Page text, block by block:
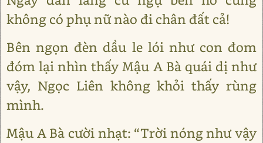
không có phụ nữ nào đi chân đất cả!
Bên ngọn đèn dầu le lói như con đom
đóm lại nhìn thấy Mậu A Bà quái dị như
vậy, Ngọc Liên không khỏi thấy rùng
mình.
Mậu A Bà cười nhạt: “Trời nóng như vậy